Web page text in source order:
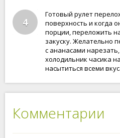
4
Готовый рулет
поверхность и когда
порции, переложить
закуску. Желательно
с ананасами
холодильник часика
насытиться всеми
Комментарии